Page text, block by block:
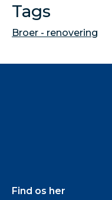
Tags
Broer - renovering
Find os her